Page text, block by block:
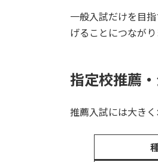
一般入試だけを目
げることにつなが
指定校推薦
推薦入試には大きく